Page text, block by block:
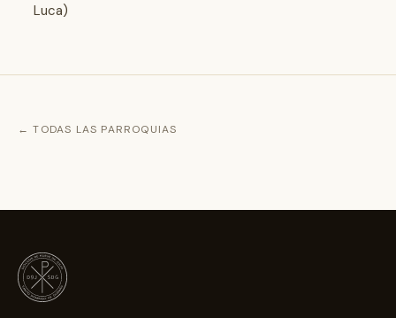
Luca)
← TODAS LAS PARROQUIAS